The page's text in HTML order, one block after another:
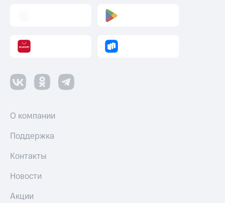
О компании
Поддержка
Контакты
Новости
Акции